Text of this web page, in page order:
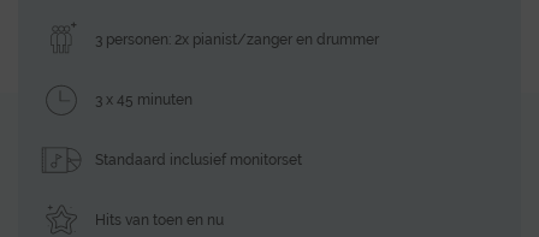
3 personen: 2x pianist/zanger en drummer
3 x 45 minuten
Standaard inclusief monitorset
Hits van toen en nu